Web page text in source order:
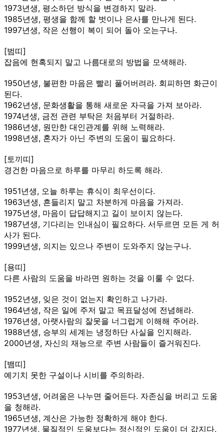
1973년생, 평소하던 방식을 변경하지 말라.
1985년생, 평생을 함께 할 벗이나 은사를 만나게 된다.
1997년생, 작은 선행이 복이 되어 돌아 오는구나.
[범띠]
잡음에 현혹되지 말고 나름대로의 방법을 모색해라.
1950년생, 불편한 마음은 빨리 풀어버려라. 회피하면 화근이
된다.
1962년생, 문화생활을 통해 새로운 자극을 가져 보아라.
1974년생, 금전 관련 부탁은 처음부터 거절하라.
1986년생, 원만한 대인관계를 위해 노력해라.
1998년생, 혼자가 아닌 주변의 도움이 필요하다.
[토끼띠]
경건한 마음으로 하루를 마무리 하도록 해라.
1951년생, 오늘 하루는 휴식이 최우선이다.
1963년생, 흔들리지 말고 차분하게 마음을 가져라.
1975년생, 마음이 답답해지고 길이 보이지 않는다.
1987년생, 기다리는 인내심이 필요하다. 서두르면 모든 게 허
사가 된다.
1999년생, 의지는 있으나 주변이 도와주지 않는구나.
[용띠]
다른 사람의 도움을 바라면 원하는 것을 이룰 수 없다.
1952년생, 잊은 것이 없는지 확인하고 나가라.
1964년생, 작은 일에 주저 말고 목표달성에 전념해라.
1976년생, 아랫사람의 잘못을 너그럽게 이해해 주어라.
1988년생, 승부의 세계는 냉정하단 사실을 인지해라.
2000년생, 자신의 재능으로 주변 사람들이 즐거워진다.
[뱀띠]
예기치 못한 구설이나 시비를 주의하라.
1953년생, 어려움은 나누면 줄어든다. 자존심을 버리고 도움
을 청해라.
1965년생, 계산은 가능한 정확하게 해야 한다.
1977년생, 물질적인 도움보다는 정신적인 도움이 더 값지다.